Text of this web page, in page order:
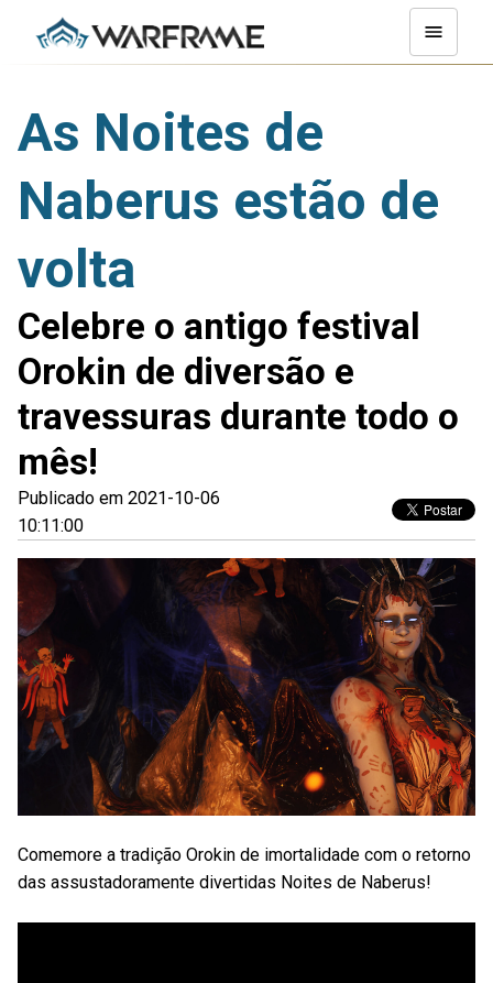
As Noites de
Naberus estão de
volta
Celebre o antigo festival
Orokin de diversão e
travessuras durante todo o
mês!
Publicado em 2021-10-06
10:11:00
Comemore a tradição Orokin de imortalidade com o retorno
das assustadoramente divertidas Noites de Naberus!